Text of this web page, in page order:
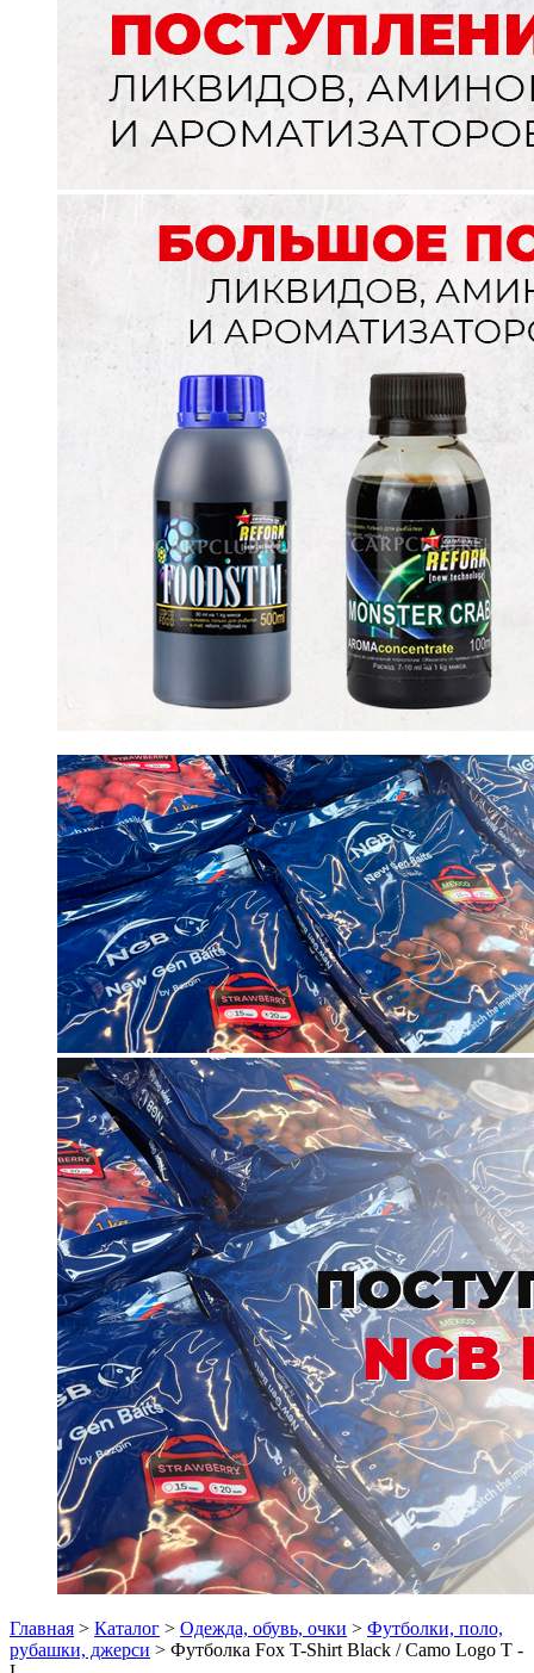
Главная > Каталог > Одежда, обувь, очки > Футболки, поло,
рубашки, джерси > Футболка Fox T-Shirt Black / Camo Logo T -